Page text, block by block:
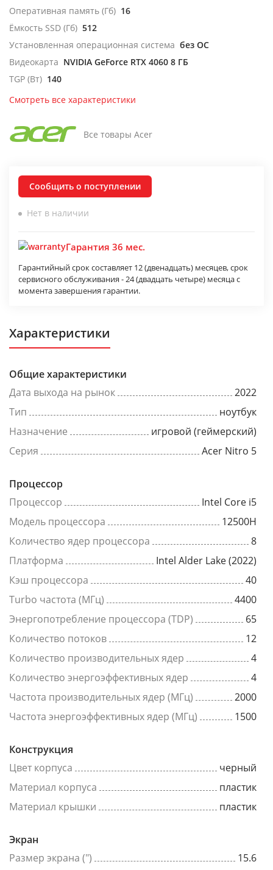
Оперативная память (Гб) 16
Ёмкость SSD (Гб) 512
Установленная операционная система без ОС
Видеокарта NVIDIA GeForce RTX 4060 8 ГБ
TGP (Вт) 140
Смотреть все характеристики
Все товары Acer
Сообщить о поступлении
Нет в наличии
Гарантия 36 мес.
Гарантийный срок составляет 12 (двенадцать) месяцев, срок
сервисного обслуживания - 24 (двадцать четыре) месяца с
момента завершения гарантии.
Характеристики
Общие характеристики
Дата выхода на рынок
2022
Тип
ноутбук
Назначение
игровой (геймерский)
Серия
Acer Nitro 5
Процессор
Процессор
Intel Core i5
Модель процессора
12500H
Количество ядер процессора
8
Платформа
Intel Alder Lake (2022)
Кэш процессора
40
Turbo частота (МГц)
4400
Энергопотребление процессора (TDP)
65
Количество потоков
12
Количество производительных ядер
4
Количество энергоэффективных ядер
4
Частота производительных ядер (МГц)
2000
Частота энергоэффективных ядер (МГц)
1500
Конструкция
Цвет корпуса
черный
Материал корпуса
пластик
Материал крышки
пластик
Экран
Размер экрана (")
15.6